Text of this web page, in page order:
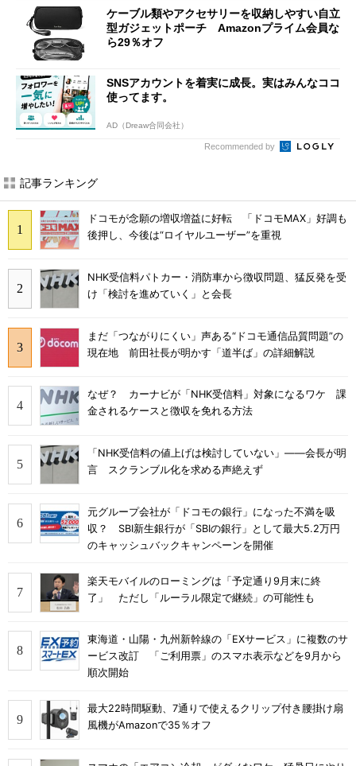
ケーブル類やアクセサリーを収納しやすい自立
型ガジェットポーチ Amazonプライム会員な
ら29％オフ
SNSアカウントを着実に成長。実はみんなココ
使ってます。
AD（Dreaw合同会社）
Recommended by
記事ランキング
ドコモが念願の増収増益に好転 「ドコモMAX」好調も
後押し、今後は“ロイヤルユーザー”を重視
NHK受信料パトカー・消防車から徴収問題、猛反発を受
け「検討を進めていく」と会長
まだ「つながりにくい」声ある“ドコモ通信品質問題”の
現在地 前田社長が明かす「道半ば」の詳細解説
なぜ？ カーナビが「NHK受信料」対象になるワケ 課
金されるケースと徴収を免れる方法
「NHK受信料の値上げは検討していない」――会長が明
言 スクランブル化を求める声絶えず
元グループ会社が「ドコモの銀行」になった不満を吸
収？ SBI新生銀行が「SBIの銀行」として最大5.2万円
のキャッシュバックキャンペーンを開催
楽天モバイルのローミングは「予定通り9月末に終
了」 ただし「ルーラル限定で継続」の可能性も
東海道・山陽・九州新幹線の「EXサービス」に複数のサ
ービス改訂 「ご利用票」のスマホ表示などを9月から
順次開始
最大22時間駆動、7通りで使えるクリップ付き腰掛け扇
風機がAmazonで35％オフ